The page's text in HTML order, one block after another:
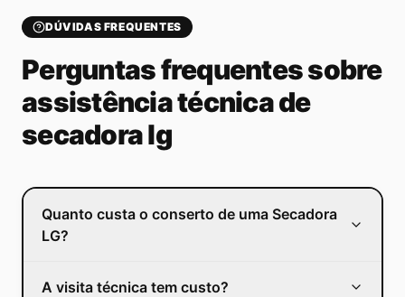
DÚVIDAS FREQUENTES
Perguntas frequentes sobre
assistência técnica de
secadora lg
Quanto custa o conserto de uma Secadora
LG?
A visita técnica tem custo?